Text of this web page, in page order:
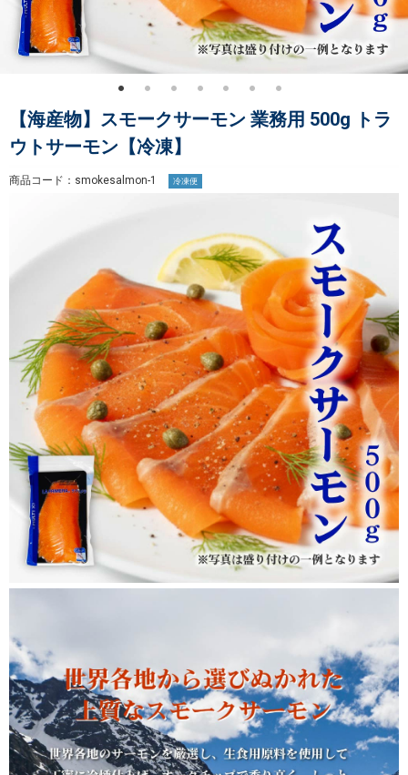
【海産物】スモークサーモン 業務用 500g トラ
ウトサーモン【冷凍】
商品コード：smokesalmon-1 冷凍便